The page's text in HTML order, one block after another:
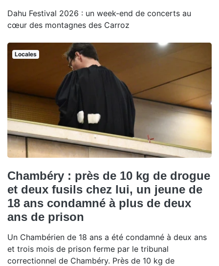
Dahu Festival 2026 : un week-end de concerts au
cœur des montagnes des Carroz
Locales
Chambéry : près de 10 kg de drogue
et deux fusils chez lui, un jeune de
18 ans condamné à plus de deux
ans de prison
Un Chambérien de 18 ans a été condamné à deux ans
et trois mois de prison ferme par le tribunal
correctionnel de Chambéry. Près de 10 kg de